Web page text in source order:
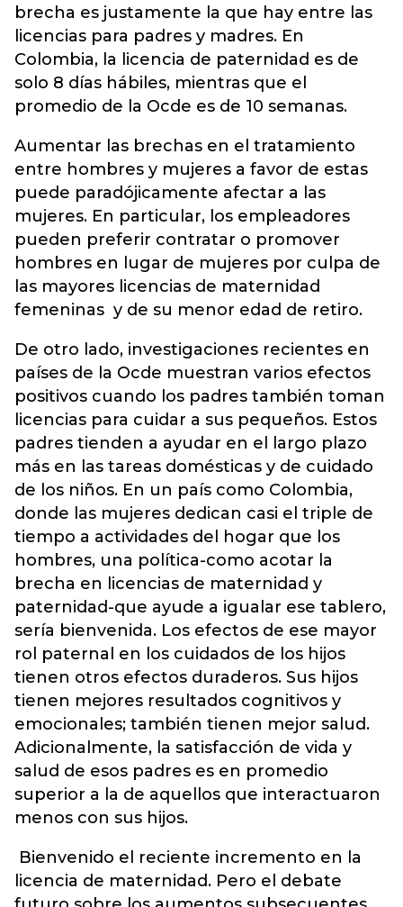
brecha es justamente la que hay entre las
licencias para padres y madres. En
Colombia, la licencia de paternidad es de
solo 8 días hábiles, mientras que el
promedio de la Ocde es de 10 semanas.
Aumentar las brechas en el tratamiento
entre hombres y mujeres a favor de estas
puede paradójicamente afectar a las
mujeres. En particular, los empleadores
pueden preferir contratar o promover
hombres en lugar de mujeres por culpa de
las mayores licencias de maternidad
femeninas y de su menor edad de retiro.
De otro lado, investigaciones recientes en
países de la Ocde muestran varios efectos
positivos cuando los padres también toman
licencias para cuidar a sus pequeños. Estos
padres tienden a ayudar en el largo plazo
más en las tareas domésticas y de cuidado
de los niños. En un país como Colombia,
donde las mujeres dedican casi el triple de
tiempo a actividades del hogar que los
hombres, una política-como acotar la
brecha en licencias de maternidad y
paternidad-que ayude a igualar ese tablero,
sería bienvenida. Los efectos de ese mayor
rol paternal en los cuidados de los hijos
tienen otros efectos duraderos. Sus hijos
tienen mejores resultados cognitivos y
emocionales; también tienen mejor salud.
Adicionalmente, la satisfacción de vida y
salud de esos padres es en promedio
superior a la de aquellos que interactuaron
menos con sus hijos.
Bienvenido el reciente incremento en la
licencia de maternidad. Pero el debate